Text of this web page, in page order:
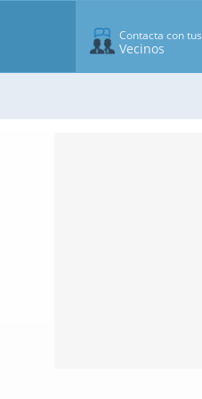
Contacta con tus
Vecinos